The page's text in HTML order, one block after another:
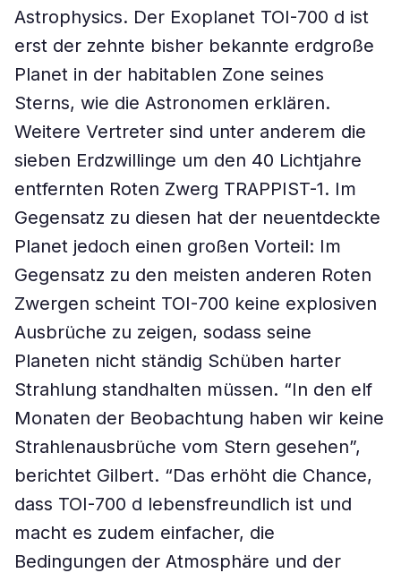
Astrophysics. Der Exoplanet TOI-700 d ist
erst der zehnte bisher bekannte erdgroße
Planet in der habitablen Zone seines
Sterns, wie die Astronomen erklären.
Weitere Vertreter sind unter anderem die
sieben Erdzwillinge um den 40 Lichtjahre
entfernten Roten Zwerg TRAPPIST-1. Im
Gegensatz zu diesen hat der neuentdeckte
Planet jedoch einen großen Vorteil: Im
Gegensatz zu den meisten anderen Roten
Zwergen scheint TOI-700 keine explosiven
Ausbrüche zu zeigen, sodass seine
Planeten nicht ständig Schüben harter
Strahlung standhalten müssen. “In den elf
Monaten der Beobachtung haben wir keine
Strahlenausbrüche vom Stern gesehen”,
berichtet Gilbert. “Das erhöht die Chance,
dass TOI-700 d lebensfreundlich ist und
macht es zudem einfacher, die
Bedingungen der Atmosphäre und der